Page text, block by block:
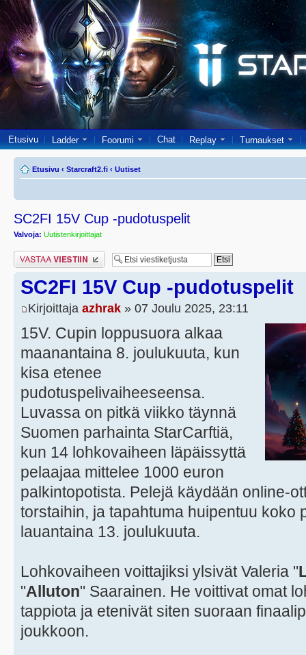
Etusivu Ladder Foorumi Chat Replay Turnaukset
Etusivu ‹ Starcraft2.fi ‹ Uutiset
SC2FI 15V Cup -pudotuspelit
Valvoja: Uutistenkirjoittajat
Lähetä vastaus
SC2FI 15V Cup -pudotuspelit
Kirjoittaja azhrak » 07 Joulu 2025, 23:11
15V. Cupin loppusuora alkaa
maanantaina 8. joulukuuta, kun
kisa etenee
pudotuspelivaiheeseensa.
Luvassa on pitkä viikko täynnä
Suomen parhainta StarCarftiä,
kun 14 lohkovaiheen läpäissyttä
pelaajaa mittelee 1000 euron
palkintopotista. Pelejä käydään online-
torstaihin, ja tapahtuma huipentuu koko
lauantaina 13. joulukuuta.
Lohkovaiheen voittajiksi ylsivät Valeria "
"Alluton" Saarainen. He voittivat omat
tappiota ja etenivät siten suoraan
joukkoon.